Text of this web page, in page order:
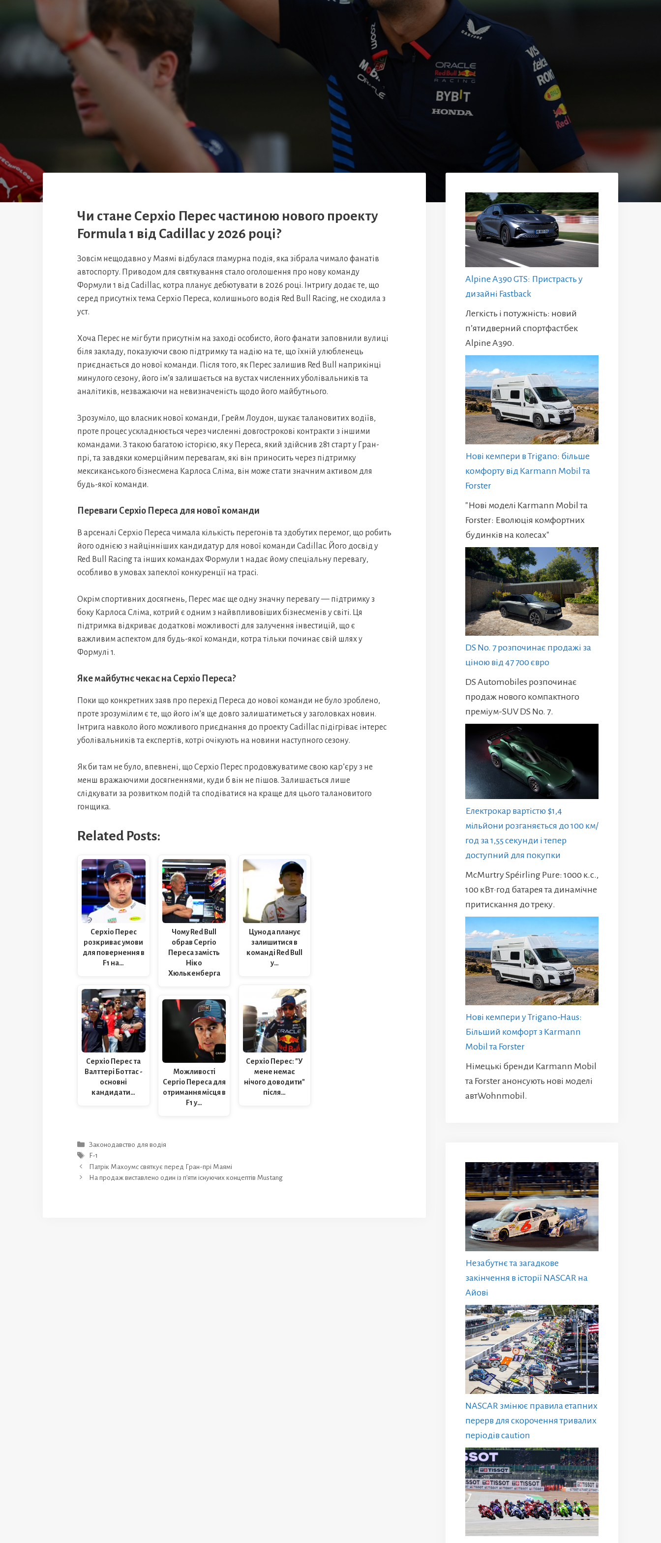
Чи стане Серхіо Перес частиною нового проекту
Formula 1 від Cadillac у 2026 році?
Зовсім нещодавно у Маямі відбулася гламурна подія, яка зібрала чимало фанатів
автоспорту. Приводом для святкування стало оголошення про нову команду
Формули 1 від Cadillac, котра планує дебютувати в 2026 році. Інтригу додає те, що
серед присутніх тема Серхіо Переса, колишнього водія Red Bull Racing, не сходила з
уст.
Хоча Перес не міг бути присутнім на заході особисто, його фанати заповнили вулиці
біля закладу, показуючи свою підтримку та надію на те, що їхній улюбленець
приєднається до нової команди. Після того, як Перес залишив Red Bull наприкінці
минулого сезону, його ім’я залишається на вустах численних уболівальників та
аналітиків, незважаючи на невизначеність щодо його майбутнього.
Зрозуміло, що власник нової команди, Грейм Лоудон, шукає талановитих водіїв,
проте процес ускладнюється через численні довгострокові контракти з іншими
командами. З такою багатою історією, як у Переса, який здійснив 281 старт у Гран-
прі, та завдяки комерційним перевагам, які він приносить через підтримку
мексиканського бізнесмена Карлоса Сліма, він може стати значним активом для
будь-якої команди.
Переваги Серхіо Переса для нової команди
В арсеналі Серхіо Переса чимала кількість перегонів та здобутих перемог, що робить
його однією з найцінніших кандидатур для нової команди Cadillac. Його досвід у
Red Bull Racing та інших командах Формули 1 надає йому спеціальну перевагу,
особливо в умовах запеклої конкуренції на трасі.
Окрім спортивних досягнень, Перес має ще одну значну перевагу — підтримку з
боку Карлоса Сліма, котрий є одним з найвпливовіших бізнесменів у світі. Ця
підтримка відкриває додаткові можливості для залучення інвестицій, що є
важливим аспектом для будь-якої команди, котра тільки починає свій шлях у
Формулі 1.
Яке майбутнє чекає на Серхіо Переса?
Поки що конкретних заяв про перехід Переса до нової команди не було зроблено,
проте зрозумілим є те, що його ім’я ще довго залишатиметься у заголовках новин.
Інтрига навколо його можливого приєднання до проекту Cadillac підігріває інтерес
уболівальників та експертів, котрі очікують на новини наступного сезону.
Як би там не було, впевнені, що Серхіо Перес продовжуватиме свою кар’єру з не
менш вражаючими досягненнями, куди б він не пішов. Залишається лише
слідкувати за розвитком подій та сподіватися на краще для цього талановитого
гонщика.
Related Posts:
Серхіо Перес
розкриває умови
для повернення в
F1 на…
Серхіо Перес та
Валттері Боттас -
основні
кандидати…
Чому Red Bull
обрав Сергіо
Переса замість
Ніко
Хюлькенберга
Можливості
Сергіо Переса для
отримання місця в
F1 у…
Цунода планує
залишитися в
команді Red Bull
у…
Серхіо Перес: "У
мене немає
нічого доводити"
після…
Категорії
Законодавство для водія
Позначки
F-1
Патрік Махоумс святкує перед Гран-прі Маямі
На продаж виставлено один із п’яти існуючих концептів Mustang
Alpine A390 GTS: Пристрасть у
дизайні Fastback
Легкість і потужність: новий
п’ятидверний спортфастбек
Alpine A390.
Нові кемпери в Trigano: більше
комфорту від Karmann Mobil та
Forster
"Нові моделі Karmann Mobil та
Forster: Еволюція комфортних
будинків на колесах"
DS No. 7 розпочинає продажі за
ціною від 47 700 євро
DS Automobiles розпочинає
продаж нового компактного
преміум-SUV DS No. 7.
Електрокар вартістю $1,4
мільйони розганяється до 100 км/
год за 1,55 секунди і тепер
доступний для покупки
McMurtry Spéirling Pure: 1000 к.с.,
100 кВт·год батарея та динамічне
притискання до треку.
Нові кемпери у Trigano-Haus:
Більший комфорт з Karmann
Mobil та Forster
Німецькі бренди Karmann Mobil
та Forster анонсують нові моделі
автWohnmobil.
Незабутнє та загадкове
закінчення в історії NASCAR на
Айові
NASCAR змінює правила етапних
перерв для скорочення тривалих
періодів caution